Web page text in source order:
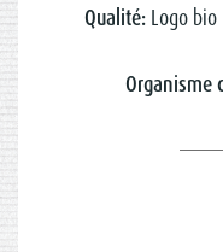
Qualité:Logo bio
Organisme